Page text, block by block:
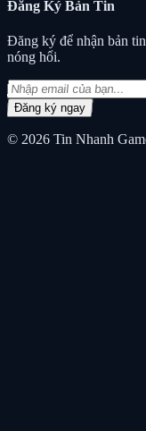
Đăng Ký Bản Tin
Đăng ký để nhận bản
nóng hổi.
Đăng ký ngay
© 2026 Tin Nhanh